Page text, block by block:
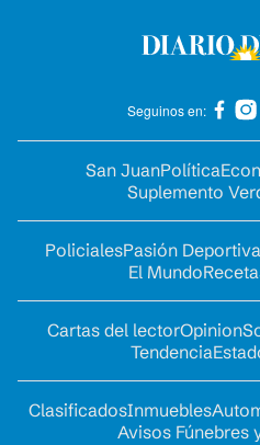
Seguinos en:
San JuanPolítica
Suplemento
PolicialesPasión Deportiva
El Mundo
Cartas del lectorOpinion
Tendencia
ClasificadosInmuebles
Avisos Fúnebres